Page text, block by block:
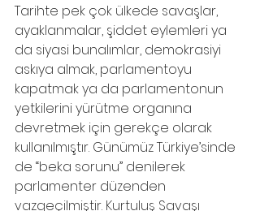
Tarihte pek çok ülkede savaşlar,
ayaklanmalar, şiddet eylemleri ya
da siyasi bunalımlar, demokrasiyi
askıya almak, parlamentoyu
kapatmak ya da parlamentonun
yetkilerini yürütme organına
devretmek için gerekçe olarak
kullanılmıştır. Günümüz Türkiye’sinde
de “beka sorunu” denilerek
parlamenter düzenden
vazgeçilmiştir. Kurtuluş Savaşı